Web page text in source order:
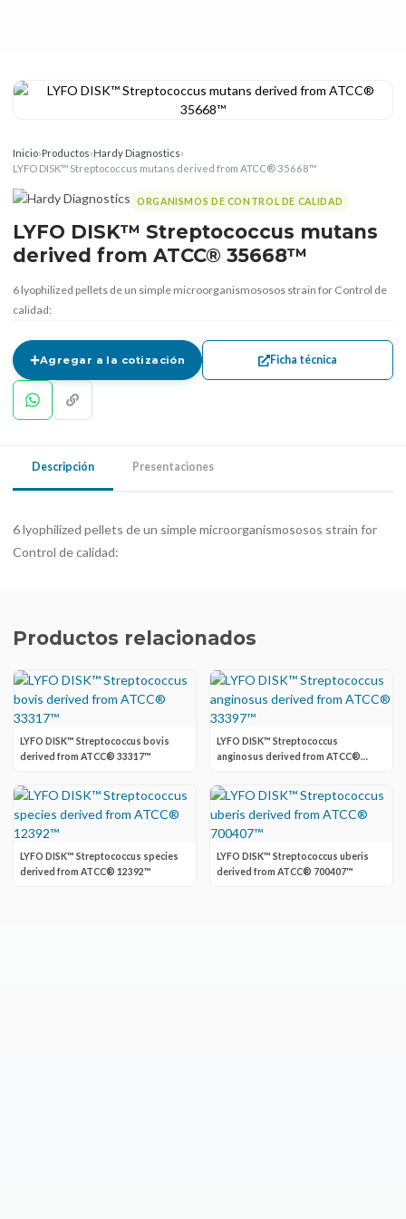
Inicio›Productos›Hardy Diagnostics›
LYFO DISK™ Streptococcus mutans derived from ATCC® 35668™
ORGANISMOS DE CONTROL DE CALIDAD
LYFO DISK™ Streptococcus mutans
derived from ATCC® 35668™
6 lyophilized pellets de un simple microorganismososos strain for Control de
calidad:
Agregar a la cotización Ficha técnica
Descripción Presentaciones
6 lyophilized pellets de un simple microorganismososos strain for
Control de calidad:
Productos relacionados
LYFO DISK™ Streptococcus bovis
derived from ATCC® 33317™
LYFO DISK™ Streptococcus
anginosus derived from ATCC®
LYFO DISK™ Streptococcus species
derived from ATCC® 12392™
LYFO DISK™ Streptococcus uberis
derived from ATCC® 700407™